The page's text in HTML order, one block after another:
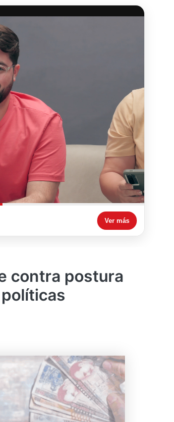
Ver más
contra postura